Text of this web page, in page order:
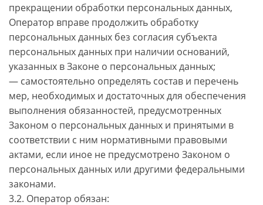
прекращении обработки персональных данных,
Оператор вправе продолжить обработку
персональных данных без согласия субъекта
персональных данных при наличии оснований,
указанных в Законе о персональных данных;
— самостоятельно определять состав и перечень
мер, необходимых и достаточных для обеспечения
выполнения обязанностей, предусмотренных
Законом о персональных данных и принятыми в
соответствии с ним нормативными правовыми
актами, если иное не предусмотрено Законом о
персональных данных или другими федеральными
законами.
3.2. Оператор обязан: